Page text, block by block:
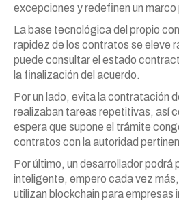
excepciones y redefinen un
La base tecnológica del propio
rapidez de los contratos se eleve
puede consultar el estado
la finalización del acuerdo.
Por un lado, evita la contratación
realizaban tareas repetitivas, así
espera que supone el trámite
contratos con la autoridad
Por último, un desarrollador podrá
inteligente, empero cada vez
utilizan blockchain para empresas